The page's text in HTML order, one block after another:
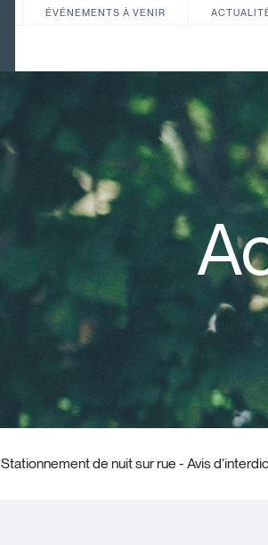
ÉVÉNEMENTS À VENIR
Stationnement de nuit sur rue - Avis